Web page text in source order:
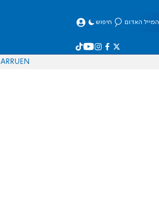
המייל האדום חיפוש
EN
RU
AR